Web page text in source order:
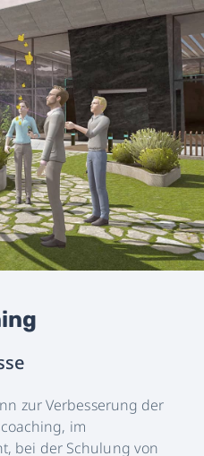
zur Verbesserung der
im
bei der Schulung von